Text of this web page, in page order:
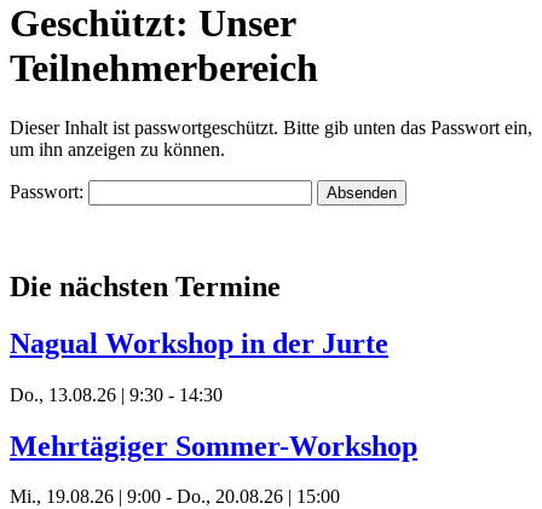
Geschützt: Unser
Teilnehmerbereich
Dieser Inhalt ist passwortgeschützt. Bitte gib unten das Passwort ein,
um ihn anzeigen zu können.
Passwort:
Die nächsten Termine
Nagual Workshop in der Jurte
Do., 13.08.26 | 9:30 - 14:30
Mehrtägiger Sommer-Workshop
Mi., 19.08.26 | 9:00 - Do., 20.08.26 | 15:00